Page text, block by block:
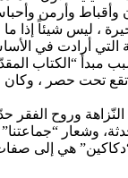
وأرمن
التي أرادت في
هنالك رعيّة واحدة” – في
التي لا تقع
وروح الفقر
“جماعتنا” قول
“دكاكين” هي إلى